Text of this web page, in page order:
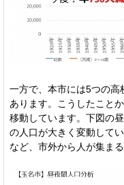
一方で、本市には5つの
あります。こうしたこと
移動しています。下図の
の人口が大きく変動して
など、市外から人が集ま